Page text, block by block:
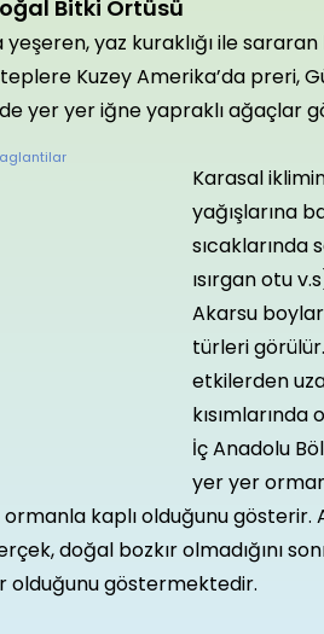
Bitki Örtüsü
yeşeren, yaz kuraklığı ile
Kuzey Amerika’da preri,
yer yer iğne yapraklı ağaçlar
Karasal
yağışlarına
sıcaklarında
ısırgan otu
Akarsu
türleri
etkilerden
kısımlarında
İç Anadolu
yer yer
kaplı olduğunu gösterir.
doğal bozkır olmadığını
olduğunu göstermektedir.